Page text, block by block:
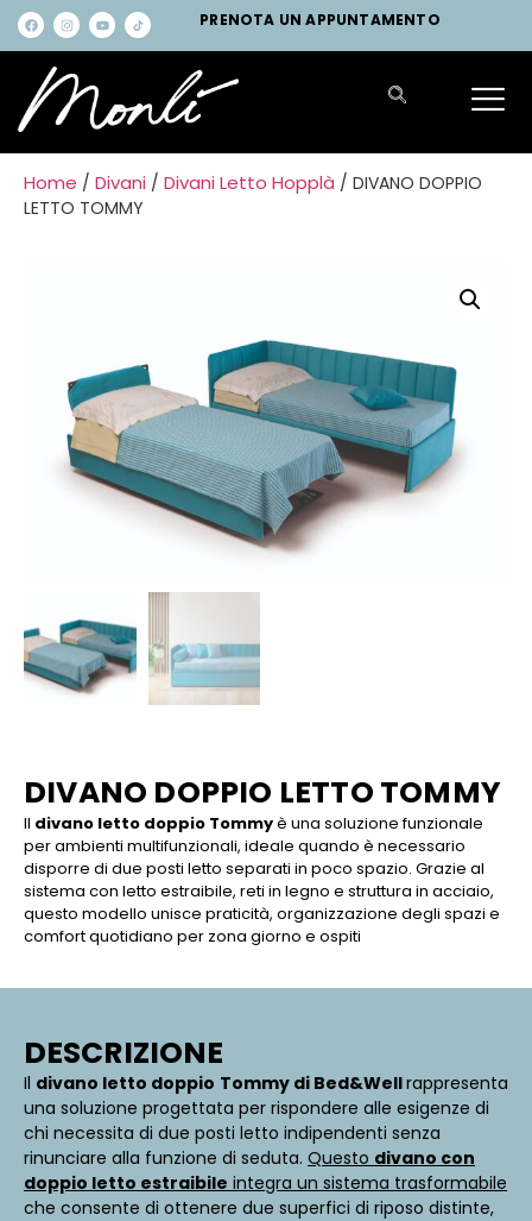
PRENOTA UN APPUNTAMENTO
Home / Divani / Divani Letto Hopplà / DIVANO DOPPIO
LETTO TOMMY
DIVANO DOPPIO LETTO TOMMY
Il divano letto doppio Tommyè una soluzione funzionale
per ambienti multifunzionali, ideale quando è necessario
disporre di due posti letto separati in poco spazio. Grazie al
sistema con letto estraibile, reti in legno e struttura in acciaio,
questo modello unisce praticità, organizzazione degli spazi e
comfort quotidiano per zona giorno e ospiti
DESCRIZIONE
Il divano letto doppio Tommy di Bed&Wellrappresenta
una soluzione progettata per rispondere alle esigenze di
chi necessita di due posti letto indipendenti senza
rinunciare alla funzione di seduta. Questo divano con
doppio letto estraibile integra un sistema trasformabile
che consente di ottenere due superfici di riposo distinte,